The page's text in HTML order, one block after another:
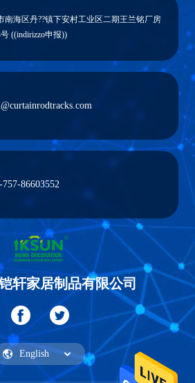
南海区丹??镇下安村工业区二期王兰铭厂房
((indirizzo申报))
757-86603552
轩家居制品有限公司